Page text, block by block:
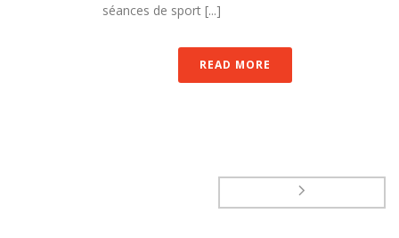
séances de sport [...]
READ MORE